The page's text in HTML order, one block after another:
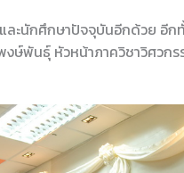
ะนักศึกษาปัจจุบันอีกด้วย อีก
ษ์พันธุ์ หัวหน้าภาควิชาวิศวกร